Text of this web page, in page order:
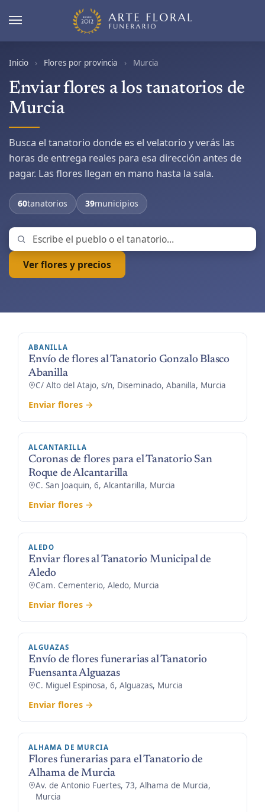
Inicio › Flores por provincia › Murcia
Enviar flores a los tanatorios de
Murcia
Busca el tanatorio donde es el velatorio y verás las
horas de entrega reales para esa dirección antes de
pagar. Las flores llegan en mano hasta la sala.
60tanatorios 39municipios
Ver flores y precios
ABANILLA
Envío de flores al Tanatorio Gonzalo Blasco
Abanilla
C/ Alto del Atajo, s/n, Diseminado, Abanilla, Murcia
Enviar flores →
ALCANTARILLA
Coronas de flores para el Tanatorio San
Roque de Alcantarilla
C. San Joaquin, 6, Alcantarilla, Murcia
Enviar flores →
ALEDO
Enviar flores al Tanatorio Municipal de
Aledo
Cam. Cementerio, Aledo, Murcia
Enviar flores →
ALGUAZAS
Envío de flores funerarias al Tanatorio
Fuensanta Alguazas
C. Miguel Espinosa, 6, Alguazas, Murcia
Enviar flores →
ALHAMA DE MURCIA
Flores funerarias para el Tanatorio de
Alhama de Murcia
Av. de Antonio Fuertes, 73, Alhama de Murcia,
Murcia